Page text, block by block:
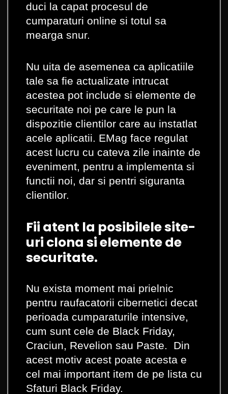
duci la capat procesul de
cumparaturi online si totul sa
mearga snur.
Nu uita de asemenea ca aplicatiile
tale sa fie actualizate intrucat
acestea pot include si elemente de
securitate noi pe care le pun la
dispozitie clientilor care au instatlat
acele aplicatii. EMag face regulat
acest lucru cu cateva zile inainte de
eveniment, pentru a implementa si
functii noi, dar si pentri siguranta
clientilor.
Fii atent la posibilele site-
uri clona si elemente de
securitate.
Nu exista moment mai prielnic
pentru raufacatorii cibernetici decat
perioada cumparaturile intensive,
cum sunt cele de Black Friday,
Craciun, Revelion sau Paste. Din
acest motiv acest poate acesta e
cel mai important item de pe lista cu
Sfaturi Black Friday.